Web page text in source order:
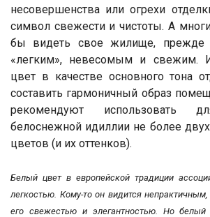
несовершенства или огрехи
символ свежести и чистоты. А
бы видеть свое жилище, прежде
«легким», невесомым и свежим.
цвет в качестве основного тона
составить гармоничный образ
рекомендуют использовать
белоснежной идиллии не более
цветов (и их оттенков).
Белый цвет в европейской традиции
легкостью. Кому-то он видится непрактичным,
его свежестью и элегантностью. Но